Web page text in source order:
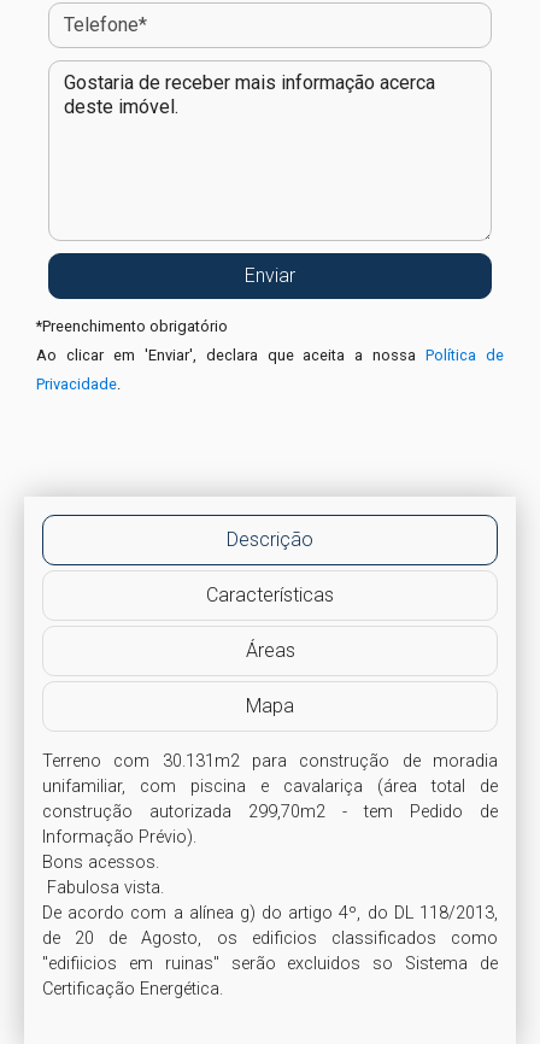
*Preenchimento obrigatório
Ao clicar em 'Enviar', declara que aceita a nossaPolítica de
Privacidade
Descrição
Características
Áreas
Mapa
Terreno com 30.131m2 para construção de moradia
unifamiliar, com piscina e cavalariça (área total de
construção autorizada 299,70m2 - tem Pedido de
Informação Prévio).
Bons acessos.
De acordo com a alínea g) do artigo 4º, do DL 118/2013,
de 20 de Agosto, os edificios classificados como
"edifiicios em ruinas" serão excluidos so Sistema de